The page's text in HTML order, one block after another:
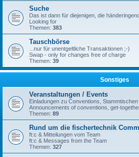
Suche
Das ist dann für diejenigen, die
Looking for
Themen: 383
Tauschbörse
...nur für unentgeltliche Transaktionen ;-)
Swap - only for changes free of charge
Themen: 39
Sonstiges
Veranstaltungen / Events
Einladungen zu Conventions,
Announcements of conventions, get-
Themen: 89
Rund um die fischertechnik
ft:c & Mitteilungen vom Team
ft:c & Messages from the Team
Themen: 327